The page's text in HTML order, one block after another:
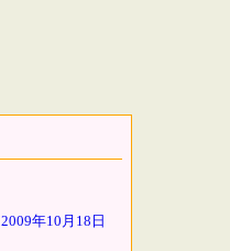
2009年10月18日